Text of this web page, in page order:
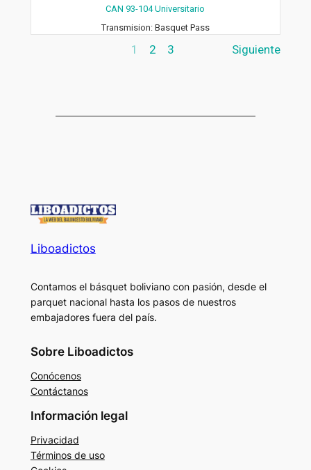
CAN 93-104 Universitario
Transmision:Basquet Pass
1 2 3 Siguiente
Liboadictos
Contamos el básquet boliviano con pasión, desde el
parquet nacional hasta los pasos de nuestros
embajadores fuera del país.
Sobre Liboadictos
Conócenos
Contáctanos
Información legal
Privacidad
Términos de uso